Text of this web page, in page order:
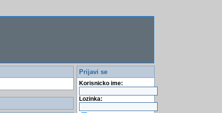
Prijavi se
Korisnicko ime:
Lozinka: